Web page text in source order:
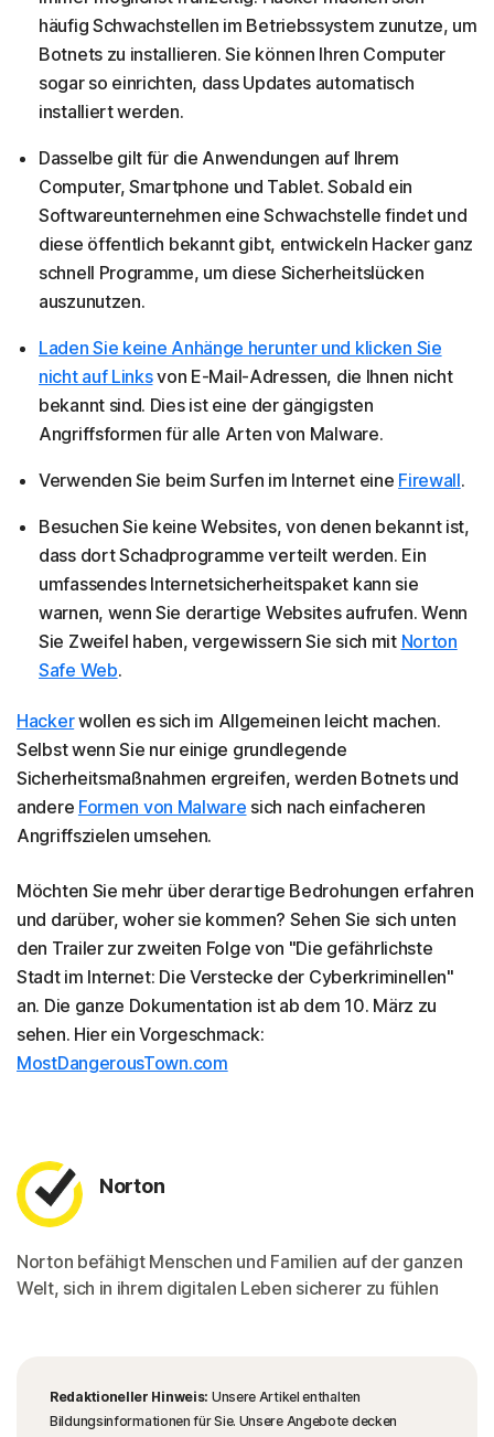
häufig Schwachstellen im Betriebssystem zunutze, um
Botnets zu installieren. Sie können Ihren Computer
sogar so einrichten, dass Updates automatisch
installiert werden.
Dasselbe gilt für die Anwendungen auf Ihrem
Computer, Smartphone und Tablet. Sobald ein
Softwareunternehmen eine Schwachstelle findet und
diese öffentlich bekannt gibt, entwickeln Hacker ganz
schnell Programme, um diese Sicherheitslücken
auszunutzen.
Laden Sie keine Anhänge herunter und klicken Sie
nicht auf Linksvon E-Mail-Adressen, die Ihnen nicht
bekannt sind. Dies ist eine der gängigsten
Angriffsformen für alle Arten von Malware.
Verwenden Sie beim Surfen im Internet eine Firewall.
Besuchen Sie keine Websites, von denen bekannt ist,
dass dort Schadprogramme verteilt werden. Ein
umfassendes Internetsicherheitspaket kann sie
warnen, wenn Sie derartige Websites aufrufen. Wenn
Sie Zweifel haben, vergewissern Sie sich mit Norton
Safe Web.
Hackerwollen es sich im Allgemeinen leicht machen.
Selbst wenn Sie nur einige grundlegende
Sicherheitsmaßnahmen ergreifen, werden Botnets und
andere Formen von Malware sich nach einfacheren
Angriffszielen umsehen.
Möchten Sie mehr über derartige Bedrohungen erfahren
und darüber, woher sie kommen? Sehen Sie sich unten
den Trailer zur zweiten Folge von "Die gefährlichste
Stadt im Internet: Die Verstecke der Cyberkriminellen"
an. Die ganze Dokumentation ist ab dem 10. März zu
sehen. Hier ein Vorgeschmack:
MostDangerousTown.com
Norton
Norton befähigt Menschen und Familien auf der ganzen
Welt, sich in ihrem digitalen Leben sicherer zu fühlen
Redaktioneller Hinweis: Unsere Artikel enthalten
Bildungsinformationen für Sie. Unsere Angebote decken